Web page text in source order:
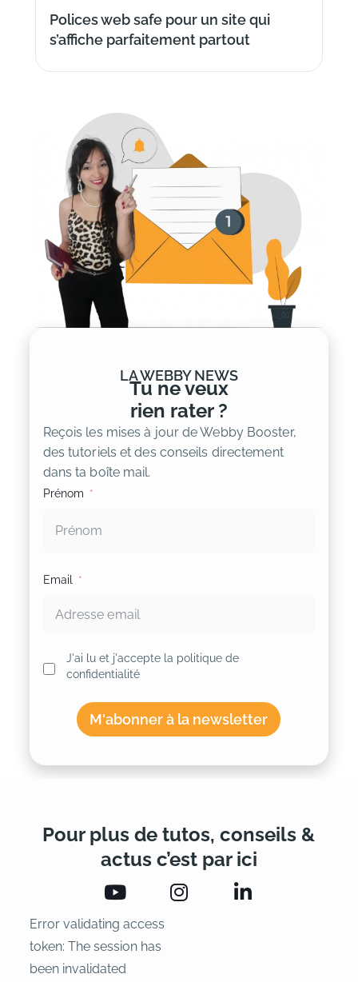
Polices web safe pour un site qui
s’affiche parfaitement partout
LA WEBBY NEWS
Tu ne veux
rien rater ?
Reçois les mises à jour de Webby Booster,
des tutoriels et des conseils directement
dans ta boîte mail.
Prénom
Email
J'ai lu et j'accepte la politique de
confidentialité
M'abonner à la newsletter
Pour plus de tutos, conseils &
actus c’est par ici
Error validating access
token: The session has
been invalidated